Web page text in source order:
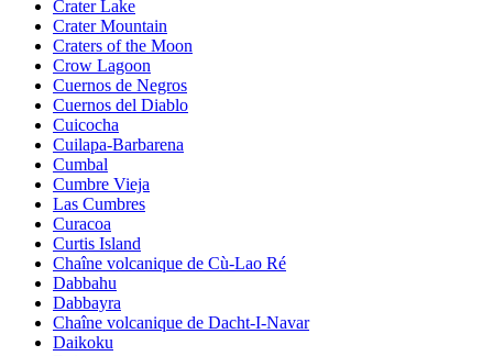
Crater Lake
Crater Mountain
Craters of the Moon
Crow Lagoon
Cuernos de Negros
Cuernos del Diablo
Cuicocha
Cuilapa-Barbarena
Cumbal
Cumbre Vieja
Las Cumbres
Curacoa
Curtis Island
Chaîne volcanique de Cù-Lao Ré
Dabbahu
Dabbayra
Chaîne volcanique de Dacht-I-Navar
Daikoku